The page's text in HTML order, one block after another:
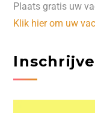
Plaats gratis uw
Klik hier om uw